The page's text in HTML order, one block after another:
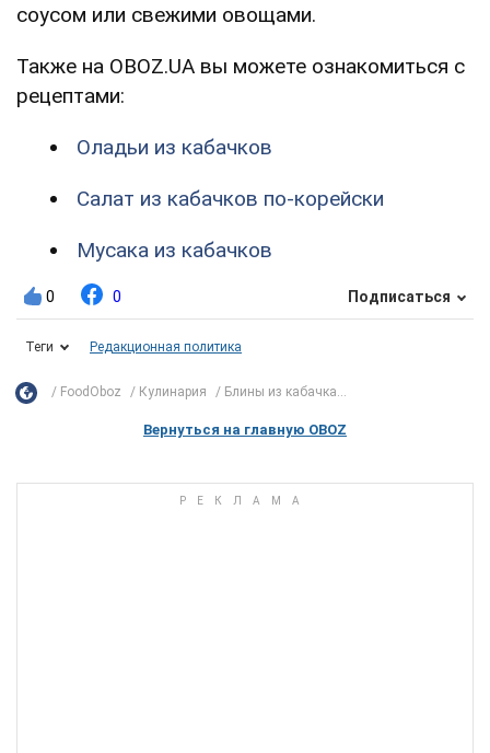
соусом или свежими овощами.
Также на OBOZ.UA вы можете ознакомиться с
рецептами:
Оладьи из кабачков
Салат из кабачков по-корейски
Мусака из кабачков
0 0 Подписаться
Теги Редакционная политика
FoodOboz Кулинария Блины из кабачка...
Вернуться на главную OBOZ